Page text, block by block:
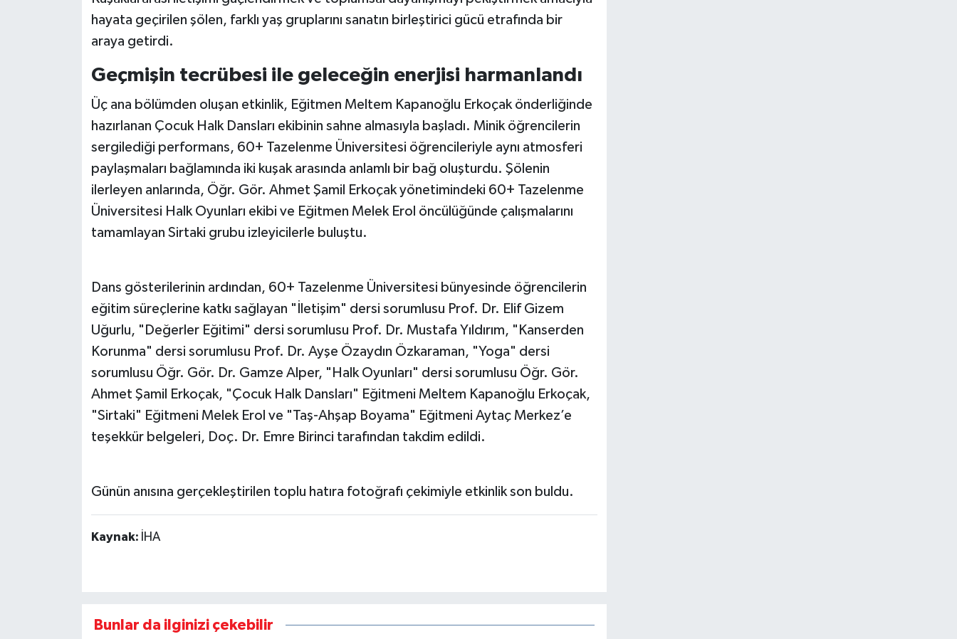
hayata geçirilen şölen, farklı yaş gruplarını sanatın birleştirici gücü etrafında bir
araya getirdi.
Geçmişin tecrübesi ile geleceğin enerjisi harmanlandı
Üç ana bölümden oluşan etkinlik, Eğitmen Meltem Kapanoğlu Erkoçak önderliğinde
hazırlanan Çocuk Halk Dansları ekibinin sahne almasıyla başladı. Minik öğrencilerin
sergilediği performans, 60+ Tazelenme Üniversitesi öğrencileriyle aynı atmosferi
paylaşmaları bağlamında iki kuşak arasında anlamlı bir bağ oluşturdu. Şölenin
ilerleyen anlarında, Öğr. Gör. Ahmet Şamil Erkoçak yönetimindeki 60+ Tazelenme
Üniversitesi Halk Oyunları ekibi ve Eğitmen Melek Erol öncülüğünde çalışmalarını
tamamlayan Sirtaki grubu izleyicilerle buluştu.
Dans gösterilerinin ardından, 60+ Tazelenme Üniversitesi bünyesinde öğrencilerin
eğitim süreçlerine katkı sağlayan "İletişim" dersi sorumlusu Prof. Dr. Elif Gizem
Uğurlu, "Değerler Eğitimi" dersi sorumlusu Prof. Dr. Mustafa Yıldırım, "Kanserden
Korunma" dersi sorumlusu Prof. Dr. Ayşe Özaydın Özkaraman, "Yoga" dersi
sorumlusu Öğr. Gör. Dr. Gamze Alper, "Halk Oyunları" dersi sorumlusu Öğr. Gör.
Ahmet Şamil Erkoçak, "Çocuk Halk Dansları" Eğitmeni Meltem Kapanoğlu Erkoçak,
"Sirtaki" Eğitmeni Melek Erol ve "Taş-Ahşap Boyama" Eğitmeni Aytaç Merkez’e
teşekkür belgeleri, Doç. Dr. Emre Birinci tarafından takdim edildi.
Günün anısına gerçekleştirilen toplu hatıra fotoğrafı çekimiyle etkinlik son buldu.
Kaynak: İHA
Bunlar da ilginizi çekebilir